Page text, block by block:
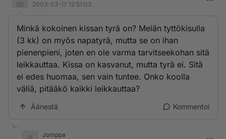
2003-03-17 12:51:03
Minkä kokoinen kissan tyrä on? Meiän tyttökisulla
(3 kk) on myös napatyrä, mutta se on ihan
pienenpieni, joten en ole varma tarvitseekohan sitä
leikkauttaa. Kissa on kasvanut, mutta tyrä ei. Sitä
ei edes huomaa, sen vain tuntee. Onko koolla
väliä, pitääkö kaikki leikkauttaa?
Äänestä Kommentoi
Jomppa